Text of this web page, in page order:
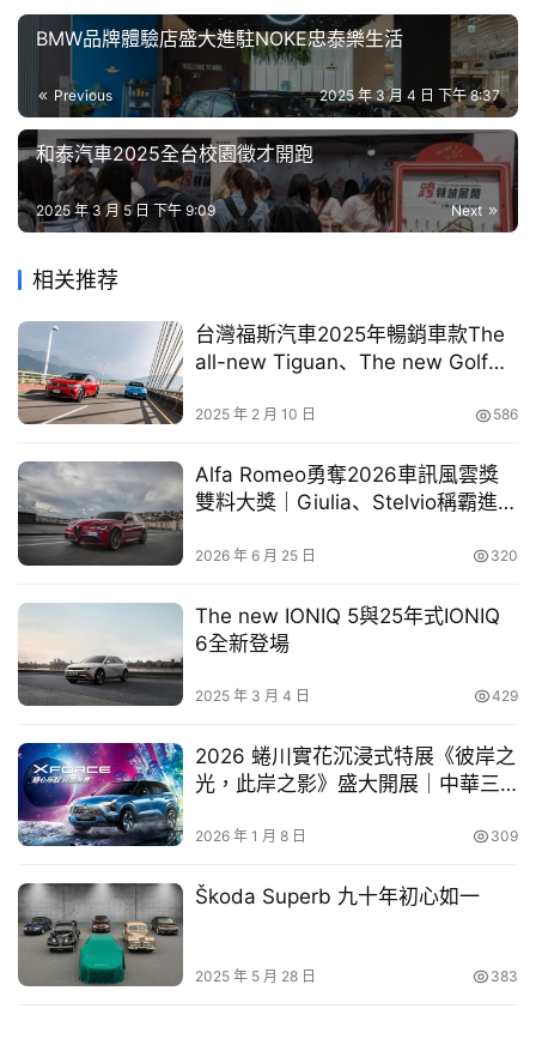
口
中
古
車
大
車
車
幫
幫
忙
玩
C
R
高達12.7% 的占有率成長，以白牌165動力規格挑戰市場，
目標直指同級對手SL+158！
KYMCO RTS R 165受到市場的肯定與歡迎，在2025年2月
繳出了2,798輛的好成績，也讓其一舉衝上了單月車型銷售
此外，若以台灣機車市場150c.c. 級距分析，在RTS R 165
的帶領下讓KYMCO於此級距今年與去年的2月同期比較市
占增加13.3% 之多。
者青睞，完美展現KYMCO所賦予的「Racing Technology
Sport」之意，以源自賽車技術的動力核心，透過165c.c.水
冷ISG引擎可發揮出高達16.8匹的綜效馬力，達到同級最佳
單元、冷卻與散熱系統等領域的23項造車專利，加上同級
最大45.6度車身傾角，透過引擎動力進化、賽道級操控、
NVH特性優化等三大優勢展現最佳實力。
BMW品牌體驗店盛大進駐NOKE忠泰樂生活
Previous 2025 年 3 月 4 日 下午 8:37
和泰汽車2025全台校園徵才開跑
Next
2025 年 3 月 5 日 下午 9:09
相关推荐
台灣福斯汽車2025年暢銷車款The
all-new Tiguan、The new Golf與
擊
2025 年 2 月 10 日 586
Alfa Romeo勇奪2026車訊風雲獎
雙料大獎｜Giulia、Stelvio稱霸進口
2026 年 6 月 25 日 320
The new IONIQ 5與25年式IONIQ
6全新登場
2025 年 3 月 4 日 429
2026 蜷川實花沉浸式特展《彼岸之
光，此岸之影》盛大開展｜中華三
2026 年 1 月 8 日 309
Škoda Superb 九十年初心如一
2025 年 5 月 28 日 383